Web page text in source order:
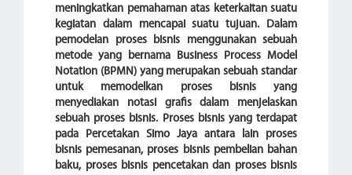
meningkatkan pemahaman atas keterkaitan suatu
kegiatan dalam mencapai suatu tujuan. Dalam
pemodelan proses bisnis menggunakan sebuah
metode yang bernama Business Process Model
Notation (BPMN) yang merupakan sebuah standar
untuk memodelkan proses bisnis yang
menyediakan notasi grafis dalam menjelaskan
sebuah proses bisnis. Proses bisnis yang terdapat
pada Percetakan Simo Jaya antara lain proses
bisnis pemesanan, proses bisnis pembelian bahan
baku, proses bisnis pencetakan dan proses bisnis